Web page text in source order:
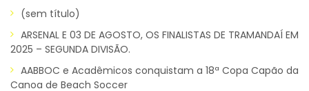
(sem título)
ARSENAL E 03 DE AGOSTO, OS FINALISTAS DE TRAMANDAÍ EM
2025 – SEGUNDA DIVISÃO.
AABBOC e Acadêmicos conquistam a 18ª Copa Capão da
Canoa de Beach Soccer